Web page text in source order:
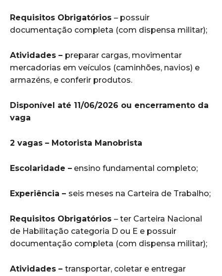
Requisitos Obrigatórios – possuir
documentação completa (com dispensa militar);
Atividades – preparar cargas, movimentar
mercadorias em veículos (caminhões, navios) e
armazéns, e conferir produtos.
Disponível até 11/06/2026 ou encerramento da
vaga
2 vagas – Motorista Manobrista
Escolaridade – ensino fundamental completo;
Experiência – seis meses na Carteira de Trabalho;
Requisitos Obrigatórios – ter Carteira Nacional
de Habilitação categoria D ou E e possuir
documentação completa (com dispensa militar);
Atividades – transportar, coletar e entregar